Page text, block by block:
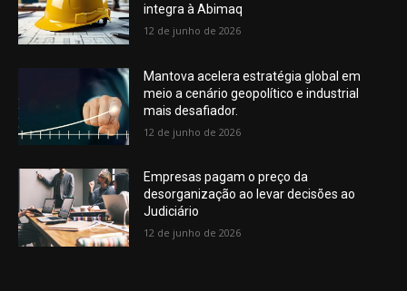
integra à Abimaq
12 de junho de 2026
Mantova acelera estratégia global em
meio a cenário geopolítico e industrial
mais desafiador.
12 de junho de 2026
Empresas pagam o preço da
desorganização ao levar decisões ao
Judiciário
12 de junho de 2026